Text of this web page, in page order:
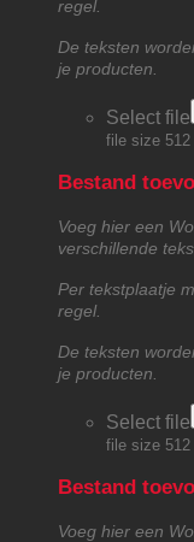
regel.
De teksten
je producten.
Select file
file size 512
Bestand
Voeg hier een
verschillende
Per tekstplaatje
regel.
De teksten
je producten.
Select file
file size 512
Bestand
Voeg hier een